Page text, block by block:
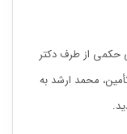
حکمی از طرف دکتر
محمد ارشد به